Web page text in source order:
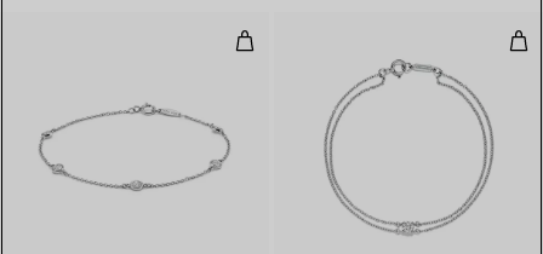
Diamonds by the Yard®